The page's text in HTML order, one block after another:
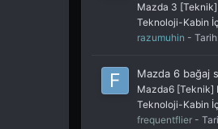
Mazda 3
Teknoloji-Kabin
razumuhin -
Mazda 6 bağaj
Mazda6 [Teknik]
Teknoloji-Kabin
frequentflier -